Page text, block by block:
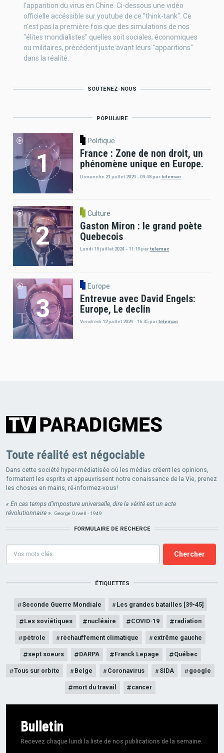
l'apparition du virus en Chine. Ci-dessous une vidéo
officielle accéssible sur youtube de ce "think-tank". Ce
n'est pas la première fois que des simulations de nos
"élites mondialistes" quelles soit sociales, économiques
ou militaires, précédent juste avant leurs "apparitions"
dans la réalité.
SOUTENEZ-NOUS
POPULAIRE
Politique
France : Zone de non droit, un
phénomène unique en Europe.
Dimanche 21 juillet 2024 - 09:48 partelemac
Culture
Gaston Miron : le grand poète
Quebecois
Lundi 15 juillet 2024 - 11:15 partelemac
Europe
Entrevue avec David Engels:
Europe, Le declin
Vendredi 12 juillet 2024 - 16:35 partelemac
Toute réalité est négociable
Dans cette société hyper-médiatisée où les médias créent les opinions,
formatent les esprits et appauvrissent notre conaissance de la Vie, prenez
les choses en mains, ré-informez-vous!
« En ces temps d’imposture universelle, dire la vérité est un acte
révolutionnaire ». George Orwell - 1949
FORMULAIRE DE RECHERCE
recherce
ÉTIQUETTES
Seconde Guerre Mondiale Les grandes batailles [39-45]
Les soviétiques nucléaire COVID-19 radiation
pétrole réchauffement climatique extrême gauche
sept soeurs DARPA Franck Lepage Québec
Tous sur orbite Belge Coronavirus SIDA google
mort du travail cancer
Bulletin
Recevez chaque lundi la liste de nos publications de la semaine.